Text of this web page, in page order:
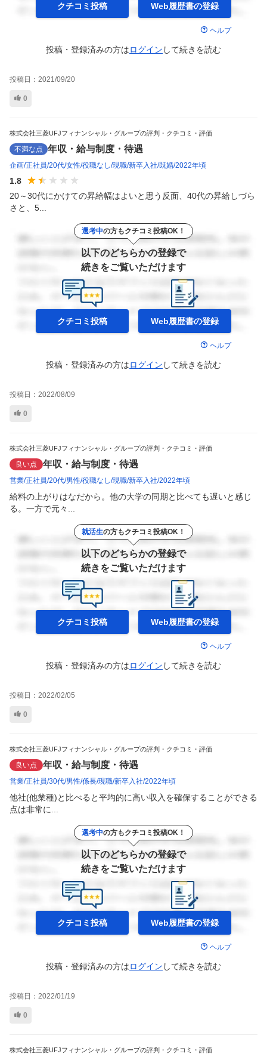
クチコミ投稿 Web履歴書の登録
ヘルプ
投稿・登録済みの方はログイン して続きを読む
投稿日： 2021/09/20
0
株式会社三菱UFJフィナンシャル・グループの評判・クチコミ・評価
不満な点 年収・給与制度・待遇
企画 正社員 20代 女性 役職なし 現職 新卒入社 既婚 2022年頃
1.8
20～30代にかけての昇給幅はよいと思う反面、40代の昇給しづら
さと、5...
選考中の方もクチコミ投稿OK！
以下のどちらかの登録で
続きをご覧いただけます
クチコミ投稿 Web履歴書の登録
ヘルプ
投稿・登録済みの方はログイン して続きを読む
投稿日： 2022/08/09
0
株式会社三菱UFJフィナンシャル・グループの評判・クチコミ・評価
良い点 年収・給与制度・待遇
営業 正社員 20代 男性 役職なし 現職 新卒入社 2022年頃
給料の上がりはなだから。他の大学の同期と比べても遅いと感じ
る。一方で元々...
就活生の方もクチコミ投稿OK！
以下のどちらかの登録で
続きをご覧いただけます
クチコミ投稿 Web履歴書の登録
ヘルプ
投稿・登録済みの方はログイン して続きを読む
投稿日： 2022/02/05
0
株式会社三菱UFJフィナンシャル・グループの評判・クチコミ・評価
良い点 年収・給与制度・待遇
営業 正社員 30代 男性 係長 現職 新卒入社 2022年頃
他社(他業種)と比べると平均的に高い収入を確保することができる
点は非常に...
選考中の方もクチコミ投稿OK！
以下のどちらかの登録で
続きをご覧いただけます
クチコミ投稿 Web履歴書の登録
ヘルプ
投稿・登録済みの方はログイン して続きを読む
投稿日： 2022/01/19
0
株式会社三菱UFJフィナンシャル・グループの評判・クチコミ・評価